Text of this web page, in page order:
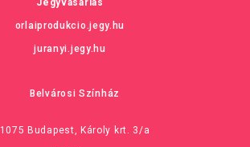
orlaiprodukcio.jegy.hu
juranyi.jegy.hu
Belvárosi Színház
1075 Budapest, Károly krt. 3/a